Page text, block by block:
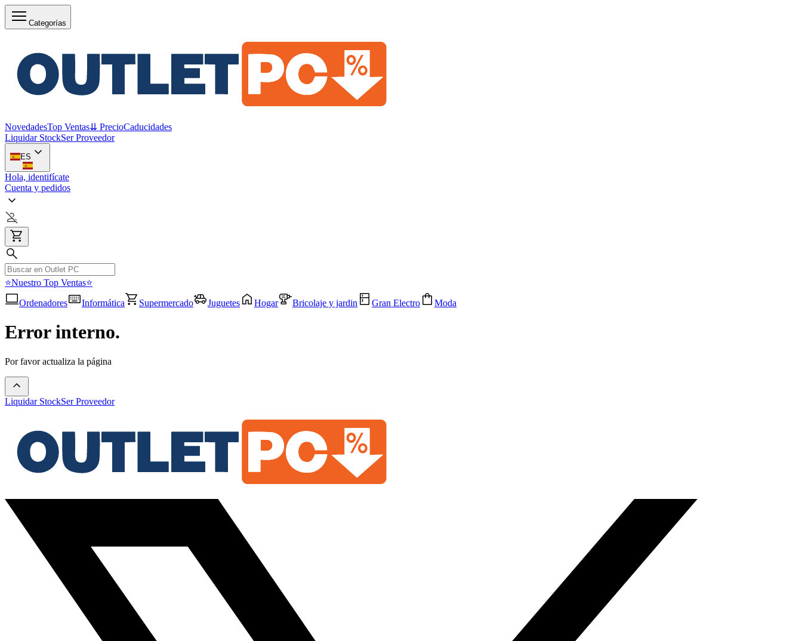
Categorías
NovedadesTop Ventas⇊ PrecioCaducidades
Liquidar StockSer Proveedor
ES
Hola, identifícate
Cuenta y pedidos
⭐Nuestro Top Ventas⭐
Ordenadores
Informática Supermercado Juguetes Hogar Bricolaje y jardin Gran Electro Moda
Error interno.
Por favor actualiza la página
Liquidar StockSer Proveedor